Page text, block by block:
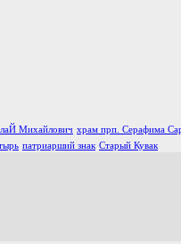
Михайлович храм прп. Серафима
патриарший знак Старый Кувак